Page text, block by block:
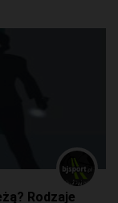
Rodzaje